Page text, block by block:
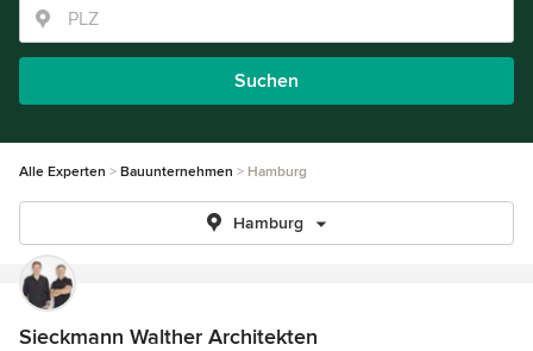
Suchen
Alle Experten Bauunternehmen Hamburg
Hamburg
Sieckmann Walther Architekten